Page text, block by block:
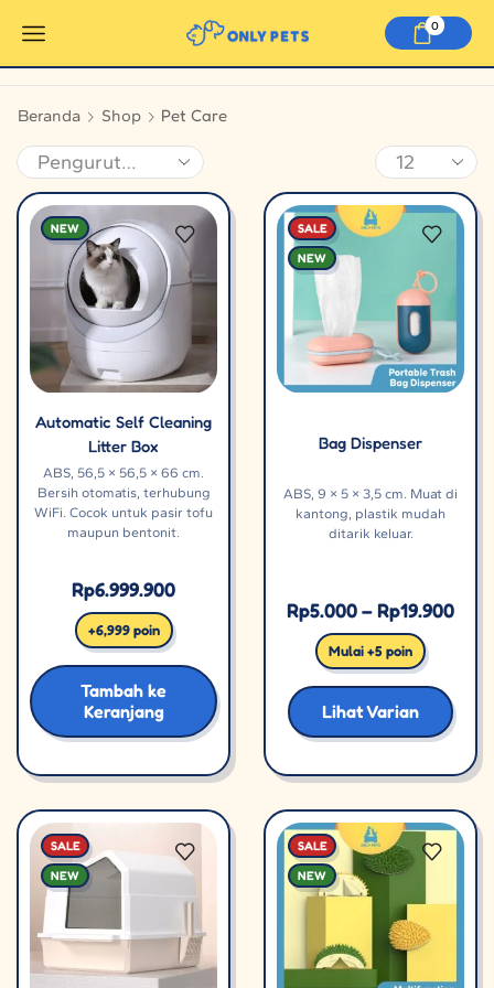
0
Beranda Shop Pet Care
NEW
Automatic Self Cleaning
Litter Box
ABS, 56,5 × 56,5 × 66 cm.
Bersih otomatis, terhubung
WiFi. Cocok untuk pasir tofu
maupun bentonit.
Rp6.999.900
+6,999 poin
Tambah ke
Keranjang
SALE
NEW
Bag Dispenser
ABS, 9 × 5 × 3,5 cm. Muat di
kantong, plastik mudah
ditarik keluar.
Rp5.000–Rp19.900
Mulai +5 poin
Lihat Varian
SALE
NEW
SALE
NEW